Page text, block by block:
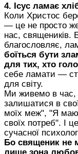
4. Ісус ламає
Коли Христос
— це не просто
нас, священиків.
благословляє,
боїться бути
для тих, хто
себе ламати —
для світу.
Ми живемо в
залишатися в
моїх меж", "Я маю
своїх потреб". І
сучасної
Бо священик не